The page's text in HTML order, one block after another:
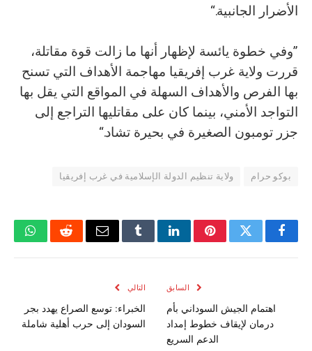
الأضرار الجانبية.“
”وفي خطوة يائسة لإظهار أنها ما زالت قوة مقاتلة،
قررت ولاية غرب إفريقيا مهاجمة الأهداف التي تسنح
بها الفرص والأهداف السهلة في المواقع التي يقل بها
التواجد الأمني، بينما كان على مقاتليها التراجع إلى
جزر تومبون الصغيرة في بحيرة تشاد.“
بوكو حرام ولاية تنظيم الدولة الإسلامية في غرب إفريقيا
فيسبوكتويتر بينتيريستلينكدإنTumblrالبريد
رديت
السابق
اهتمام الجيش السوداني بأم
درمان لإيقاف خطوط إمداد
الدعم السريع
التالي
الخبراء: توسع الصراع يهدد بجر
السودان إلى حرب أهلية شاملة